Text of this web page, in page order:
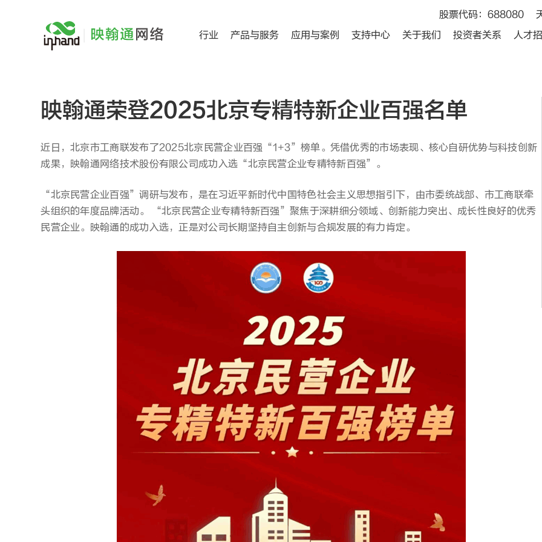
股票代码：688080
行业
产品与服务 应用与案例 支持中心 关于我们 投资者关系 人才
映翰通荣登2025北京专精特新企业百强名单
近日，北京市工商联发布了2025北京民营企业百强“1+3”榜单。凭借优秀的市场表现、核心自研优势与科技创新
成果，映翰通网络技术股份有限公司成功入选“北京民营企业专精特新百强”。
“北京民营企业百强”调研与发布，是在习近平新时代中国特色社会主义思想指引下，由市委统战部、市工商联牵
头组织的年度品牌活动。 “北京民营企业专精特新百强”聚焦于深耕细分领域、创新能力突出、成长性良好的优秀
民营企业。映翰通的成功入选，正是对公司长期坚持自主创新与合规发展的有力肯定。